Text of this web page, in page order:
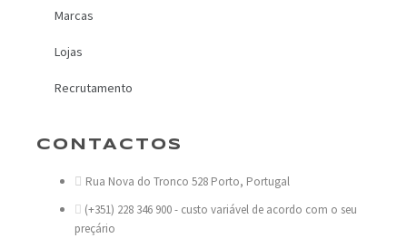
Marcas
Lojas
Recrutamento
CONTACTOS
Rua Nova do Tronco 528 Porto, Portugal
(+351) 228 346 900 - custo variável de acordo com o seu
preçário